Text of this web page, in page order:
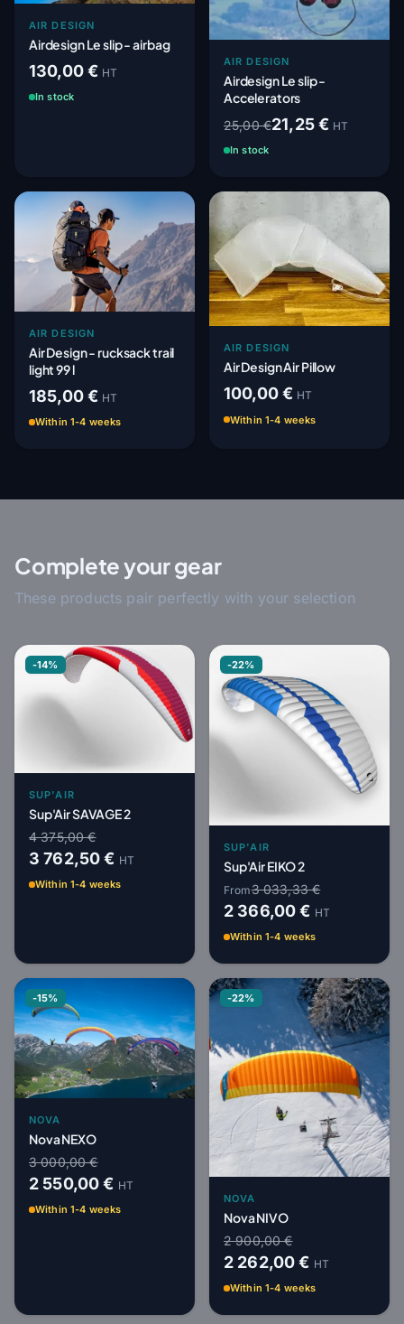
AIR DESIGN
Airdesign Le slip - airbag
130,00 € HT
In stock
AIR DESIGN
Airdesign Le slip -
Accelerators
25,00 €21,25 € HT
In stock
AIR DESIGN
Air Design - rucksack trail
light 99 l
185,00 € HT
Within 1-4 weeks
AIR DESIGN
Air Design Air Pillow
100,00 € HT
Within 1-4 weeks
Complete your gear
These products pair perfectly with your selection
-14%
SUP'AIR
Sup'Air SAVAGE 2
4 375,00 €
3 762,50 € HT
Within 1-4 weeks
-22%
SUP'AIR
Sup'Air EIKO 2
From3 033,33 €
2 366,00 € HT
Within 1-4 weeks
-15%
NOVA
Nova NEXO
3 000,00 €
2 550,00 € HT
Within 1-4 weeks
-22%
NOVA
Nova NIVO
2 900,00 €
2 262,00 € HT
Within 1-4 weeks